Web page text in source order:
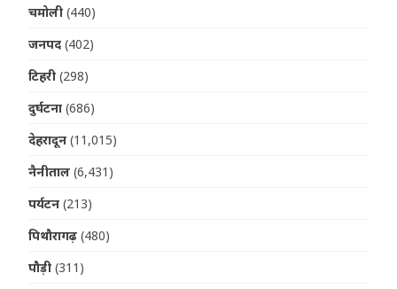
चमोली (440)
जनपद (402)
टिहरी (298)
दुर्घटना (686)
देहरादून (11,015)
नैनीताल (6,431)
पर्यटन (213)
पिथौरागढ़ (480)
पौड़ी (311)